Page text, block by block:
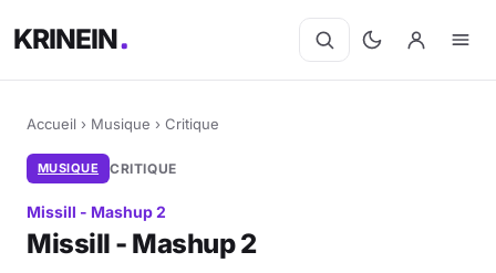
KRINEIN
Accueil › Musique › Critique
MUSIQUE CRITIQUE
Missill - Mashup 2
Missill - Mashup 2